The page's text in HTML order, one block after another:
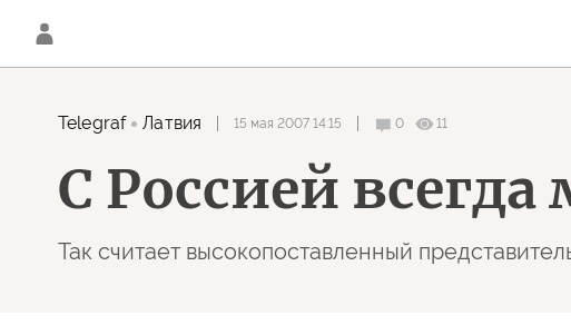
Telegraf Латвия 15 мая 2007 14:15 0 11
С Россией
Так считает высокопоставленный